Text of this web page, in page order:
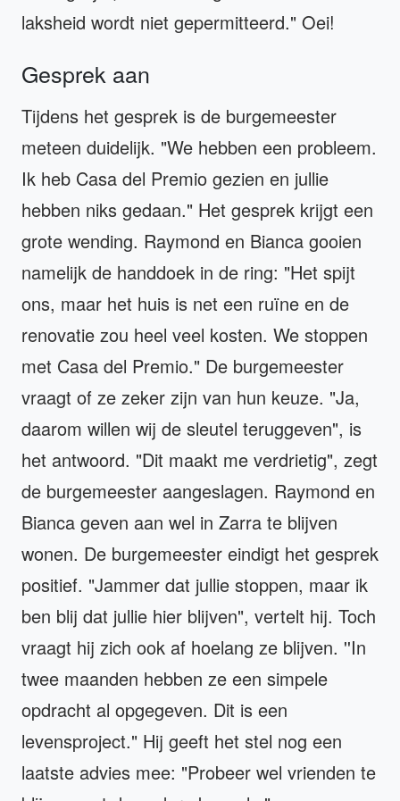
laksheid wordt niet gepermitteerd." Oei!
Gesprek aan
Tijdens het gesprek is de burgemeester
meteen duidelijk. "We hebben een probleem.
Ik heb Casa del Premio gezien en jullie
hebben niks gedaan." Het gesprek krijgt een
grote wending. Raymond en Bianca gooien
namelijk de handdoek in de ring: "Het spijt
ons, maar het huis is net een ruïne en de
renovatie zou heel veel kosten. We stoppen
met Casa del Premio." De burgemeester
vraagt of ze zeker zijn van hun keuze. "Ja,
daarom willen wij de sleutel teruggeven", is
het antwoord. "Dit maakt me verdrietig", zegt
de burgemeester aangeslagen. Raymond en
Bianca geven aan wel in Zarra te blijven
wonen. De burgemeester eindigt het gesprek
positief. "Jammer dat jullie stoppen, maar ik
ben blij dat jullie hier blijven", vertelt hij. Toch
vraagt hij zich ook af hoelang ze blijven. ''In
twee maanden hebben ze een simpele
opdracht al opgegeven. Dit is een
levensproject." Hij geeft het stel nog een
laatste advies mee: "Probeer wel vrienden te